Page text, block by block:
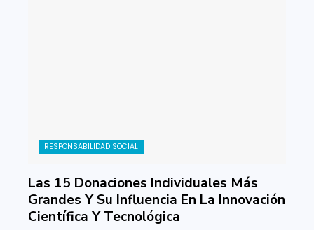
RESPONSABILIDAD SOCIAL
Las 15 Donaciones Individuales Más
Grandes Y Su Influencia En La Innovación
Científica Y Tecnológica